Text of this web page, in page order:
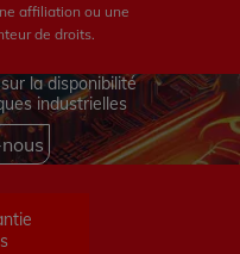
affiliation ou une
de droits.
la disponibilité
industrielles